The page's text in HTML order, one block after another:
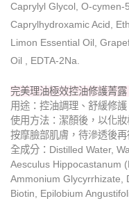
Caprylyl Glycol, O-cymen-
Caprylhydroxamic Acid,
Limon Essential Oil,
Oil , EDTA-2Na.
完美理油極效控油修護菁
用途：控油調理、舒緩修護
使用方法：潔顏後，以化
按摩臉部肌膚，待滲透後再
全成分：Distilled Water,
Aesculus Hippocastanum
Ammonium Glycyrrhizate,
Biotin, Epilobium